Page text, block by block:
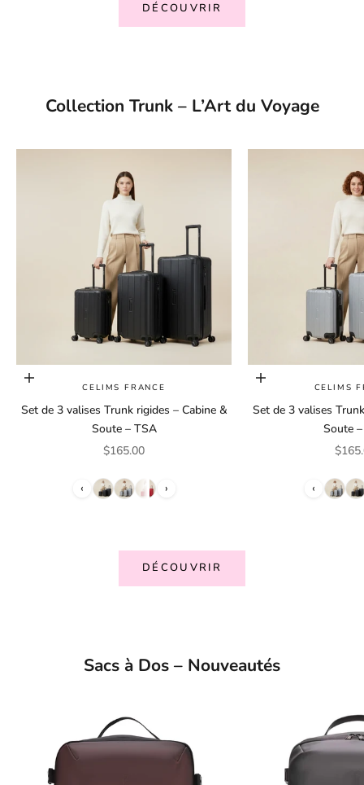
DÉCOUVRIR
Collection Trunk – L’Art du Voyage
Choisir les optionsCELIMS FRANCE
Set de 3 valises Trunk rigides – Cabine &
Soute – TSA
Prix de vente
$165.00
‹ ›
Choisir les options
CELIMS
Set de 3 valises
Soute
Prix
‹
DÉCOUVRIR
Sacs à Dos – Nouveautés